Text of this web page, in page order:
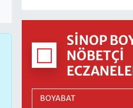
SINOP
NÖBETÇI